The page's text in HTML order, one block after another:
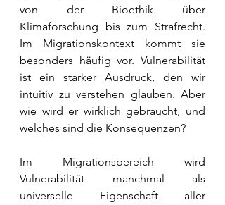
von der Bioethik über
Klimaforschung bis zum Strafrecht.
Im Migrationskontext kommt sie
besonders häufig vor. Vulnerabilität
ist ein starker Ausdruck, den wir
intuitiv zu verstehen glauben. Aber
wie wird er wirklich gebraucht, und
welches sind die Konsequenzen?
Im Migrationsbereich wird
Vulnerabilität manchmal als
universelle Eigenschaft aller